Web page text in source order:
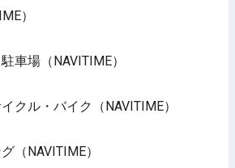
）
車場（NAVITIME）
クル・バイク（NAVITIME）
（NAVITIME）